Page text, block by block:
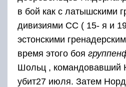
в бой как с латышскими
дивизиями СС ( 15- я и
эстонскими
время этого боя
Шольц , командовавший
убит27 июля. Затем